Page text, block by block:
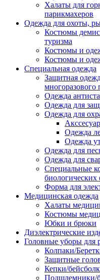
Халаты для
парикмахеров
Одежда для охоты,
Костюмы
туризма
Костюмы и
Костюмы и
Специальная одежда
Защитная
многоразового
Одежда
Одежда для
Одежда для
Одежда
Одежда
Одежда для
Одежда для
Специальные
биологических
Форма для
Медицинская одежда
Халаты
Костюмы
Юбки и брюки
Диэлектрические
Головные уборы для
Колпаки/
Защитные
Кепки/
Подшлемники/